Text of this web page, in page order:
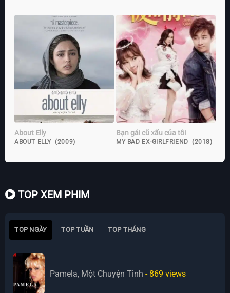
About Elly
ABOUT ELLY (2009)
Bạn gái cũ xấu của tôi
MY BAD EX-GIRLFRIEND (2018)
TOP XEM PHIM
TOP NGÀY TOP TUẦN TOP THÁNG
Pamela, Một Chuyện Tình - 869 views